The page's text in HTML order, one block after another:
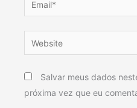
Website
Salvar meus dados
próxima vez que eu